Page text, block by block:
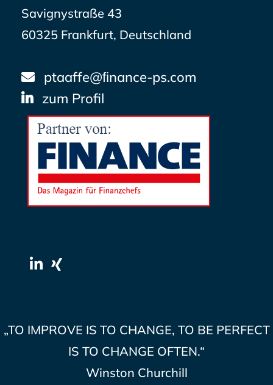
Savignystraße 43
60325 Frankfurt, Deutschland
ptaaffe@ﬁnance-ps.com
zum Profil
„TO IMPROVE IS TO CHANGE, TO BE PERFECT
IS TO CHANGE OFTEN.“
Winston Churchill